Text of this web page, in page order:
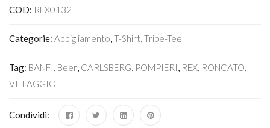
COD: REX0132
Categorie: Abbigliamento,T-Shirt,Tribe-Tee
Tag: BANFI, Beer, CARLSBERG, POMPIERI, REX, RONCATO,
VILLAGGIO
Condividi: